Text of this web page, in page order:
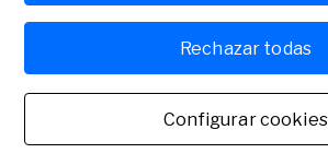
© Fundación Banco Sabadell 2024 todos
Configurar cookies
Rechazar todas